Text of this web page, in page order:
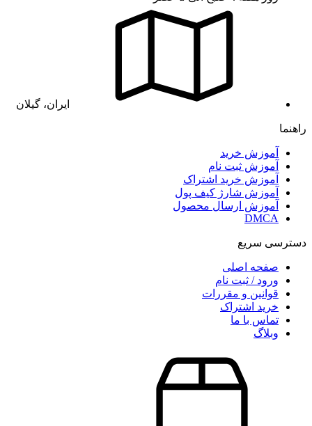
ایران، گیلان
راهنما
آموزش خرید
آموزش ثبت نام
آموزش خرید اشتراک
آموزش شارژ کیف پول
آموزش ارسال محصول
DMCA
دسترسی سریع
صفحه اصلی
ورود / ثبت نام
قوانین و مقررات
خرید اشتراک
تماس با ما
وبلاگ